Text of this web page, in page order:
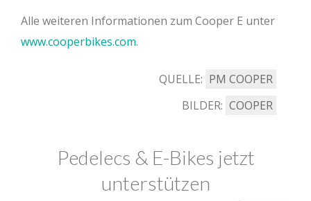
Alle weiteren Informationen zum Cooper E unter
www.cooperbikes.com.
QUELLE: PM COOPER
BILDER: COOPER
Pedelecs & E-Bikes jetzt
unterstützen